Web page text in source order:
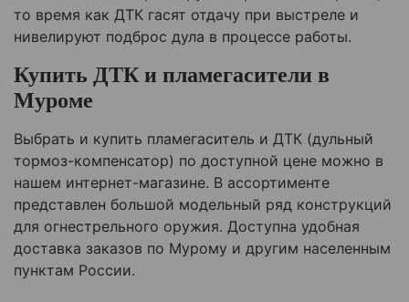
то время как ДТК гасят отдачу при выстреле и
нивелируют подброс дула в процессе работы.
Купить ДТК и пламегасители в
Муроме
Выбрать и купить пламегаситель и ДТК (дульный
тормоз-компенсатор) по доступной цене можно в
нашем интернет-магазине. В ассортименте
представлен большой модельный ряд конструкций
для огнестрельного оружия. Доступна удобная
доставка заказов по Мурому и другим населенным
пунктам России.